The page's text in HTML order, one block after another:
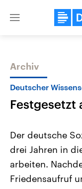
Close
Themen
Landtagswahl
2026
Archiv
Deutscher
Festgesetzt
Der deutsche
drei Jahren in
arbeiten.
Friedensaufruf